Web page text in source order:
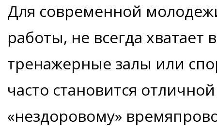
Для современной
работы, не всегда хватает
тренажерные залы или
часто становится
«нездоровому»